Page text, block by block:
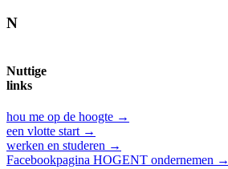
N
Nuttige
links
hou me op de hoogte →
een vlotte start →
werken en studeren →
Facebookpagina HOGENT ondernemen →